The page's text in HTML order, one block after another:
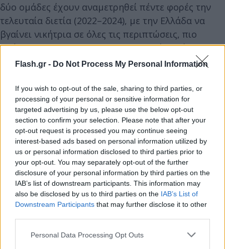
Flash.gr - Do Not Process My Personal Information
If you wish to opt-out of the sale, sharing to third parties, or
processing of your personal or sensitive information for
targeted advertising by us, please use the below opt-out
section to confirm your selection. Please note that after your
opt-out request is processed you may continue seeing
interest-based ads based on personal information utilized by
us or personal information disclosed to third parties prior to
your opt-out. You may separately opt-out of the further
disclosure of your personal information by third parties on the
IAB’s list of downstream participants. This information may
also be disclosed by us to third parties on the IAB’s List of
Downstream Participants that may further disclose it to other
Please note that this website/app uses one or more Google
Personal Data Processing Opt Outs
δύο ομάδες έχουν αναμετρηθεί πέντε φορές την
τελευταία διετία (2022–2024), με την Ελλάδα να
βγαίνει νικήτρια σε όλες τις περιπτώσεις, πιο
πρόσφατα με 11-4 στους Ολυμπιακούς Αγώνες του
Παρισιού.
Σε περίπτωση πρόκρισης, η Ελλάδα θα
αντιμετωπίσει στα προημιτελικά πιθανότατα την
Αυστραλία, η οποία οδεύει αήττητη προς την
πρώτη θέση του Α' ομίλου. Το κρίσιμο τρίτο
παιχνίδι των Αυστραλών με τη Νέα Ζηλανδία είναι
προγραμματισμένο για σήμερα, Τρίτη 15 Ιουλίου,
στις 12:35. Ωστόσο, θεωρείται απίθανο να υπάρξει
έκπληξη, καθώς οι Αυστραλοί υπερέχουν ξεκάθαρα
σε δυναμικότητα.